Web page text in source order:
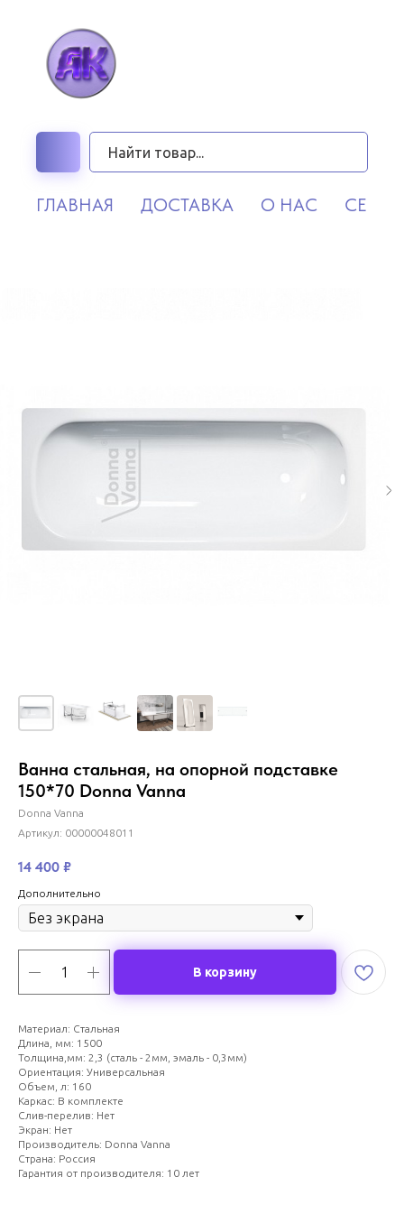
ГЛАВНАЯ ДОСТАВКА О НАС
Ванна стальная, на опорной подставке
150*70 Donna Vanna
Donna Vanna
Артикул: 00000048011
14 400 ₽
Дополнительно
В корзину
Материал: Стальная
Длина, мм: 1500
Толщина,мм: 2,3 (сталь - 2мм, эмаль - 0,3мм)
Ориентация: Универсальная
Объем, л: 160
Каркас: В комплекте
Слив-перелив: Нет
Экран: Нет
Производитель: Donna Vanna
Страна: Россия
Гарантия от производителя: 10 лет